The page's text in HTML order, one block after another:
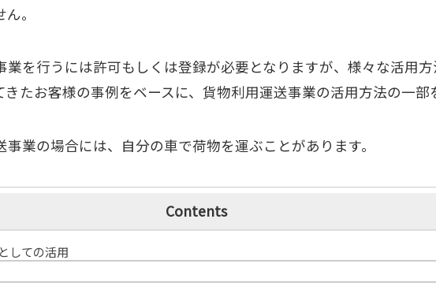
。
業を行うには許可もしくは登録が必要となりますが、様々な活用
たお客様の事例をベースに、貨物利用運送事業の活用方法の一部
業の場合には、自分の車で荷物を運ぶことがあります。
Contents
しての活用